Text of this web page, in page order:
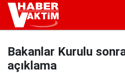
Bakanlar Kurulu
açıklama